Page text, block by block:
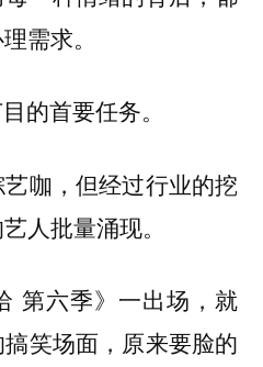
需求。
的首要任务。
咖，但经过行业的挖
人批量涌现。
第六季》一出场，就
笑场面，原来要脸的